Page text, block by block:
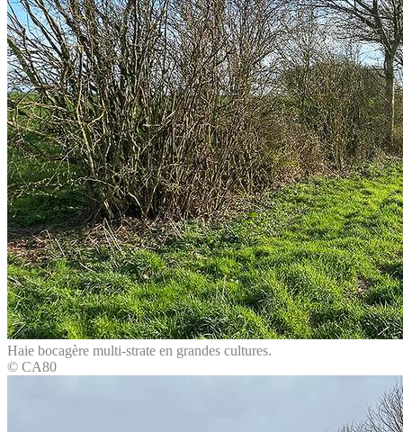
Haie bocagère multi-strate en grandes cultures.
© CA80